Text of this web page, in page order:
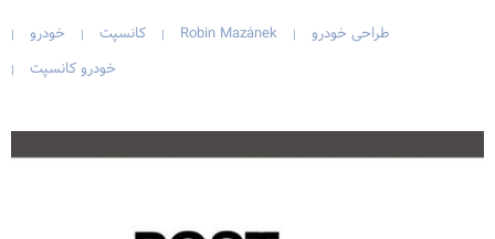
طراحی خودرو |
Robin Mazánek
| کانسپت | خودرو |
خودرو کانسپت |